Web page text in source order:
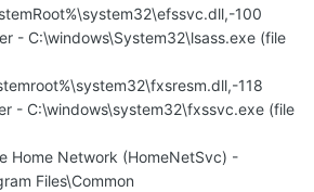
100
- C:\windows\System32\lsass.exe (file
118
- C:\windows\system32\fxssvc.exe (file
Home Network (HomeNetSvc) -
Files\Common